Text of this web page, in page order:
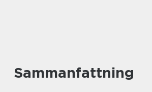
Sammanfattning